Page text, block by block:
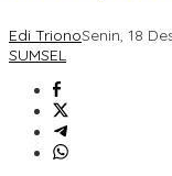
Edi TrionoSenin, 18
SUMSEL